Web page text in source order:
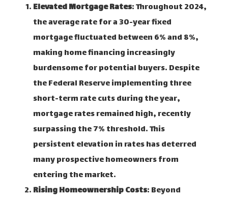
Elevated Mortgage Rates: Throughout 2024,
the average rate for a 30-year fixed
mortgage fluctuated between 6% and 8%,
making home financing increasingly
burdensome for potential buyers. Despite
the Federal Reserve implementing three
short-term rate cuts during the year,
mortgage rates remained high, recently
surpassing the 7% threshold. This
persistent elevation in rates has deterred
many prospective homeowners from
entering the market.
Rising Homeownership Costs: Beyond